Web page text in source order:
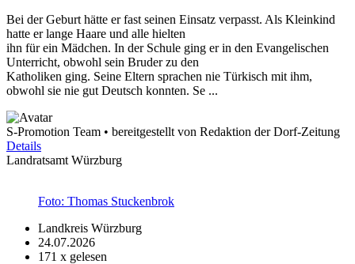
Bei der Geburt hätte er fast seinen Einsatz verpasst. Als Kleinkind
hatte er lange Haare und alle hielten
ihn für ein Mädchen. In der Schule ging er in den Evangelischen
Unterricht, obwohl sein Bruder zu den
Katholiken ging. Seine Eltern sprachen nie Türkisch mit ihm,
obwohl sie nie gut Deutsch konnten. Se ...
S-Promotion Team • bereitgestellt von Redaktion der Dorf-Zeitung
Details
Landratsamt Würzburg
Foto: Thomas Stuckenbrok
Landkreis Würzburg
24.07.2026
171 x gelesen